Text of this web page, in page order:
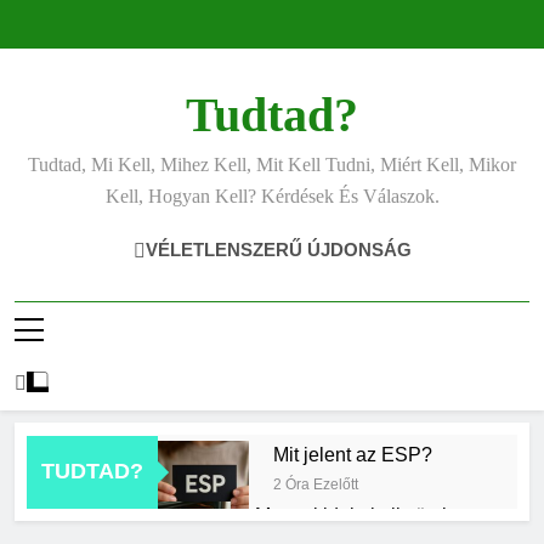
Tudtad?
Tudtad, Mi Kell, Mihez Kell, Mit Kell Tudni, Miért Kell, Mikor
Kell, Hogyan Kell? Kérdések És Válaszok.
VÉLETLENSZERŰ ÚJDONSÁG
TUDTAD?
Mit jelent az ESP?
2 Óra Ezelőtt
Mennyi ideig kell sütni a